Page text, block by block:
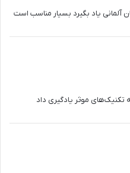
آلمانی یاد بگیرد بسیار مناسب است
موثر یادگیری داد